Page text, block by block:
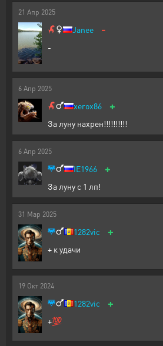
21 Апр 2025
Janee -
-
6 Апр 2025
xerox86 +
За луну нахрен!!!!!!!!!!
6 Апр 2025
IE1966 +
За луну с 1 лп!
31 Мар 2025
1282vic +
+ к удачи
19 Окт 2024
1282vic +
+💯